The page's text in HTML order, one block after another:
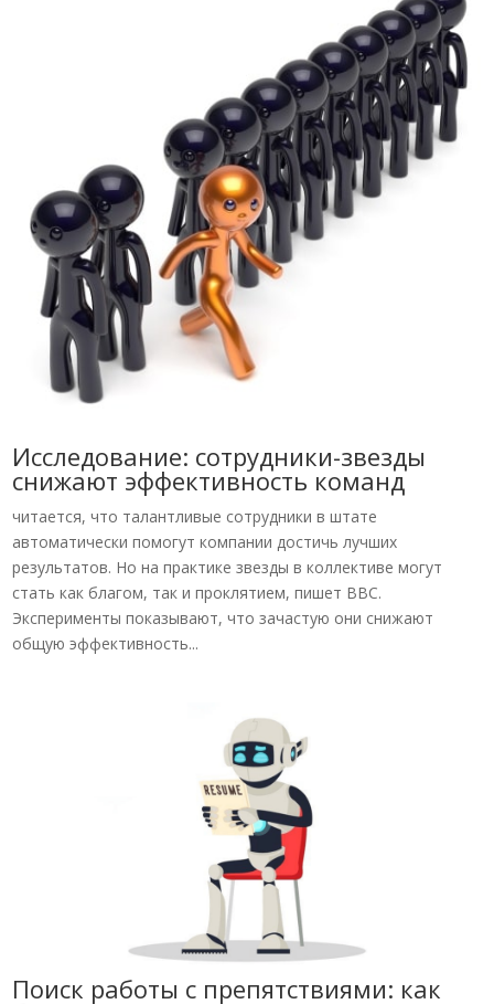
Исследование: сотрудники-звезды
снижают эффективность команд
читается, что талантливые сотрудники в штате
автоматически помогут компании достичь лучших
результатов. Но на практике звезды в коллективе могут
стать как благом, так и проклятием, пишет BBC.
Эксперименты показывают, что зачастую они снижают
общую эффективность...
Поиск работы с препятствиями: как